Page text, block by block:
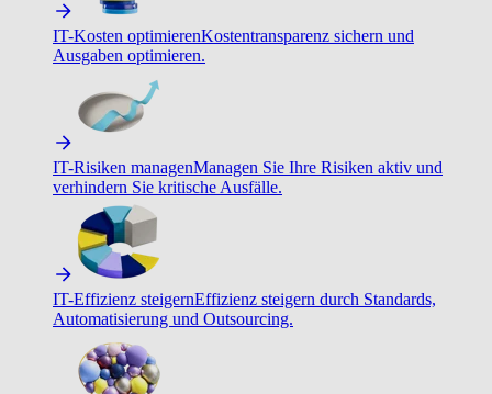
IT-Kosten optimierenKostentransparenz sichern und
Ausgaben optimieren.
IT-Risiken managenManagen Sie Ihre Risiken aktiv und
verhindern Sie kritische Ausfälle.
IT-Effizienz steigernEffizienz steigern durch Standards,
Automatisierung und Outsourcing.